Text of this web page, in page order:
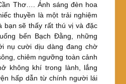
Thơ…. Ánh sáng đèn hoa
thuyền là một trải nghiệm
bạn sẽ thấy rất thú vị và đặc
bến Bạch Đằng, những
nụ cười dịu dàng đang chờ
chiêm ngưỡng toàn cảnh
không khí trong lành, lắng
hấp dẫn từ chính người lái